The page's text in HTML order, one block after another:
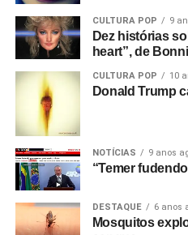
CULTURA POP 9
Dez histórias
heart”, de
CULTURA POP 10
Donald Trump
NOTÍCIAS 9 anos
“Temer
DESTAQUE 6 anos
Mosquitos